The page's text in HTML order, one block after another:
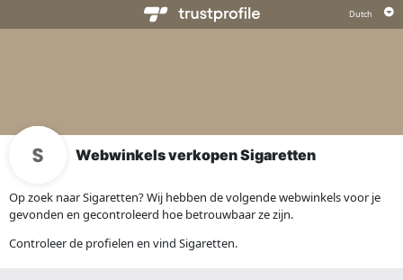
Webwinkels verkopen Sigaretten
Op zoek naar Sigaretten? Wij hebben de volgende webwinkels voor je
gevonden en gecontroleerd hoe betrouwbaar ze zijn.
Controleer de profielen en vind Sigaretten.